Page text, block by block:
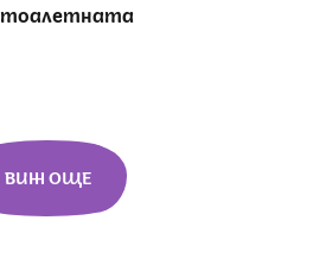
тоалетната
ВИЖ ОЩЕ